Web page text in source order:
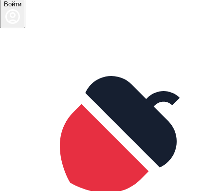
Войти